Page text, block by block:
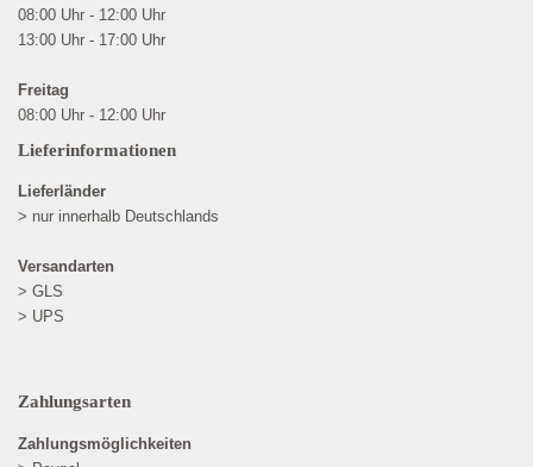
08:00 Uhr - 12:00 Uhr
13:00 Uhr - 17:00 Uhr
Freitag
08:00 Uhr - 12:00 Uhr
Lieferinformationen
Lieferländer
> nur innerhalb Deutschlands
Versandarten
> GLS
> UPS
Zahlungsarten
Zahlungsmöglichkeiten